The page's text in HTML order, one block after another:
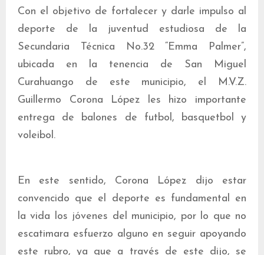
Con el objetivo de fortalecer y darle impulso al
deporte de la juventud estudiosa de la
Secundaria Técnica No.32 “Emma Palmer”,
ubicada en la tenencia de San Miguel
Curahuango de este municipio, el M.V.Z.
Guillermo Corona López les hizo importante
entrega de balones de futbol, basquetbol y
voleibol.
En este sentido, Corona López dijo estar
convencido que el deporte es fundamental en
la vida los jóvenes del municipio, por lo que no
escatimara esfuerzo alguno en seguir apoyando
este rubro, ya que a través de este dijo, se